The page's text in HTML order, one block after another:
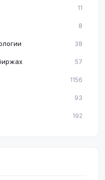
11
8
38
57
1156
93
192